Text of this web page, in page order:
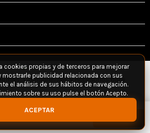
M90 MOD24/APS-2
Componentes y Accesorios para
cookies propias y de terceros para mejorar
mostrarle publicidad relacionada con sus
el análisis de sus hábitos de navegación.
sobre su uso pulse el botón Acepto.
ACEPTAR